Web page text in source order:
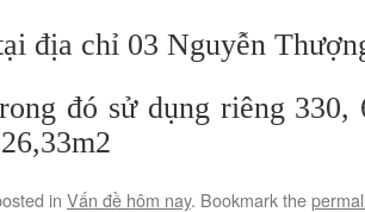
địa chỉ 03 Nguyễn
đó sử dụng riêng
in Vấn đề hôm nay. Bookmark the